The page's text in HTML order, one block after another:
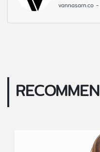
vannasarn.co